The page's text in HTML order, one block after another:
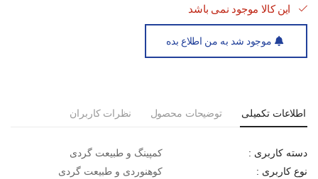
این کالا موجود نمی باشد
موجود شد به من اطلاع بده
اطلاعات تکمیلی توضیحات محصول نظرات کاربران
دسته کاربری : کمپینگ و طبیعت گردی
نوع کاربری : کوهنوردی و طبیعت گردی